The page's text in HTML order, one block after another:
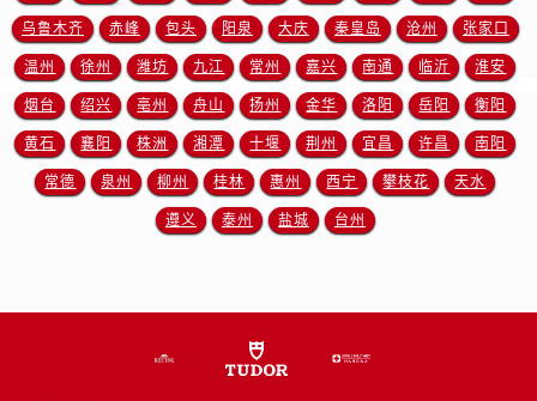
福建省龙岩市新罗区九一南路帝舵售后服务中心（需提前预约）
福建省南平市建阳区人民西路帝舵售后服务中心（需提前预约）
福建省宁德市蕉城区天湖东路帝舵售后服务中心（需提前预约）
福建省莆田市城厢区霞林街道荔华东大道帝舵售后服务中心（需提前预约）
福建省三明市三元区东乾二路帝舵售后服务中心（需提前预约）
福建省漳州市龙文区步港路帝舵售后服务中心（需提前预约）
乌鲁木齐 赤峰 包头 阳泉 大庆 秦皇岛 沧州 张家口
温州 徐州 潍坊 九江 常州 嘉兴 南通 临沂 淮安
烟台 绍兴 亳州 舟山 扬州 金华 洛阳 岳阳 衡阳
黄石 襄阳 株洲 湘潭 十堰 荆州 宜昌 许昌 南阳
常德 泉州 柳州 桂林 惠州 西宁 攀枝花 天水
遵义 泰州 盐城 台州